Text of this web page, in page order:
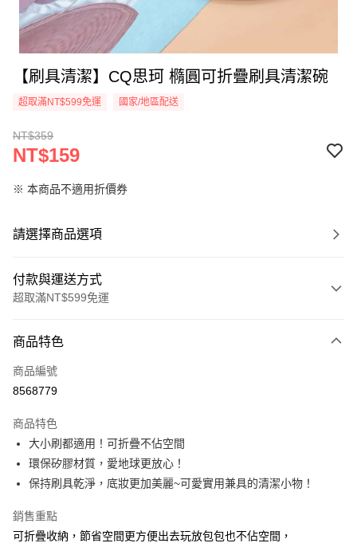
【刷具清潔】CQ思珂 橢圓可折疊刷具清潔碗
超取滿NT$599免運 國家/地區配送
NT$359
NT$159
※ 本商品不適用折價券
請選擇商品選項
付款與運送方式
超取滿NT$599免運
信用卡一次付款
超商取貨付款
Apple Pay
街口支付
ATM付款
商品特色
商品編號
8568779
商品特色
大小刷都適用！可折疊不佔空間
環保矽膠材質，愛地球更放心！
保持刷具乾淨，底妝更加美麗~可愛實用兼具的清潔小物！
銷售重點
可折疊收納，節省空間更方便出去玩放包包也不佔空間，